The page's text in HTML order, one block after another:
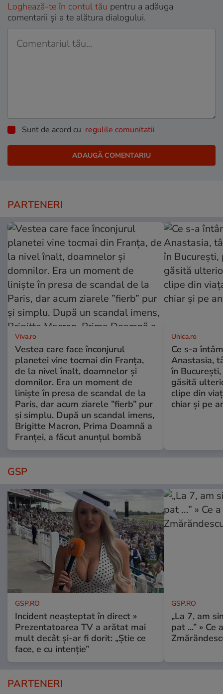
Loghează-te în contul tău pentru a adăuga
comentarii și a te alătura dialogului.
Sunt de acord cu regulile comunitatii
PARTENERI
Viva.ro
Vestea care face înconjurul
planetei vine tocmai din Franța,
de la nivel înalt, doamnelor și
domnilor. Era un moment de
liniște în presa de scandal de la
Paris, dar acum ziarele ”fierb” pur
și simplu. După un scandal imens,
Brigitte Macron, Prima Doamnă a
Franței, a făcut anunțul bombă
Unica.ro
Ce s-a
Anastasia,
în
găsită
clipe din
chiar și pe
GSP
GSP.RO
Incident neașteptat în direct »
Prezentatoarea TV a arătat mai
mult decât și-ar fi dorit: „Știe ce
face, e cu intenție”
GSP.RO
„La 7, am
pat ...” »
PARTENERI